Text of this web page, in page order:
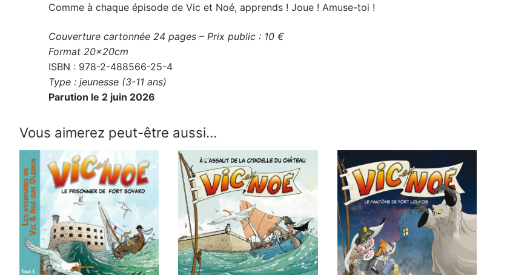
Comme à chaque épisode de Vic et Noé, apprends ! Joue ! Amuse-toi !
Couverture cartonnée 24 pages – Prix public : 10 €
Format 20x20cm
ISBN : 978-2-488566-25-4
Type : jeunesse (3-11 ans)
Parution le 2 juin 2026
Vous aimerez peut-être aussi…